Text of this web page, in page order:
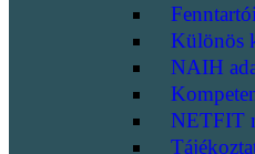
Különös
NAIH
NETFIT